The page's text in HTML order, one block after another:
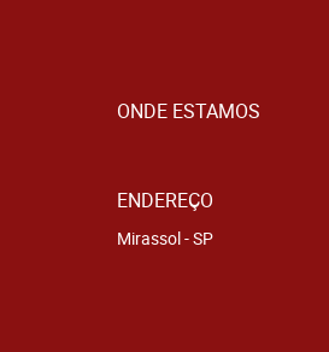
ONDE ESTAMOS
ENDEREÇO
Mirassol - SP